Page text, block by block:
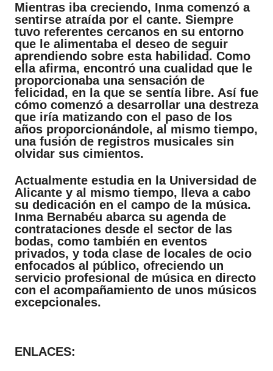
Mientras iba creciendo, Inma comenzó a
sentirse atraída por el cante. Siempre
tuvo referentes cercanos en su entorno
que le alimentaba el deseo de seguir
aprendiendo sobre esta habilidad. Como
ella afirma, encontró una cualidad que le
proporcionaba una sensación de
felicidad, en la que se sentía libre. Así fue
cómo comenzó a desarrollar una destreza
que iría matizando con el paso de los
años proporcionándole, al mismo tiempo,
una fusión de registros musicales sin
olvidar sus cimientos.
Actualmente estudia en la Universidad de
Alicante y al mismo tiempo, lleva a cabo
su dedicación en el campo de la música.
Inma Bernabéu abarca su agenda de
contrataciones desde el sector de las
bodas, como también en eventos
privados, y toda clase de locales de ocio
enfocados al público, ofreciendo un
servicio profesional de música en directo
con el acompañamiento de unos músicos
excepcionales.
ENLACES: